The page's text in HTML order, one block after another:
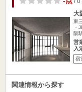
大
東
・
阪
営
入
宿
関連情報から探す